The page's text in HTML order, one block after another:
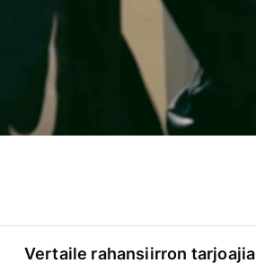
Vertaile rahansiirron tarjoajia